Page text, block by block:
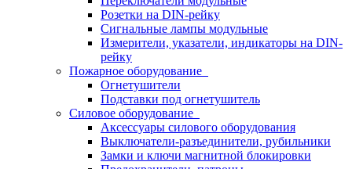
Розетки на DIN-рейку
Сигнальные лампы модульные
Измерители, указатели, индикаторы на DIN-
рейку
Пожарное оборудование
Огнетушители
Подставки под огнетушитель
Силовое оборудование
Аксессуары силового оборудования
Выключатели-разъединители, рубильники
Замки и ключи магнитной блокировки